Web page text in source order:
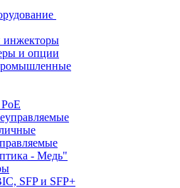
инжекторы
и опции
- Медь"
SFP и SFP+